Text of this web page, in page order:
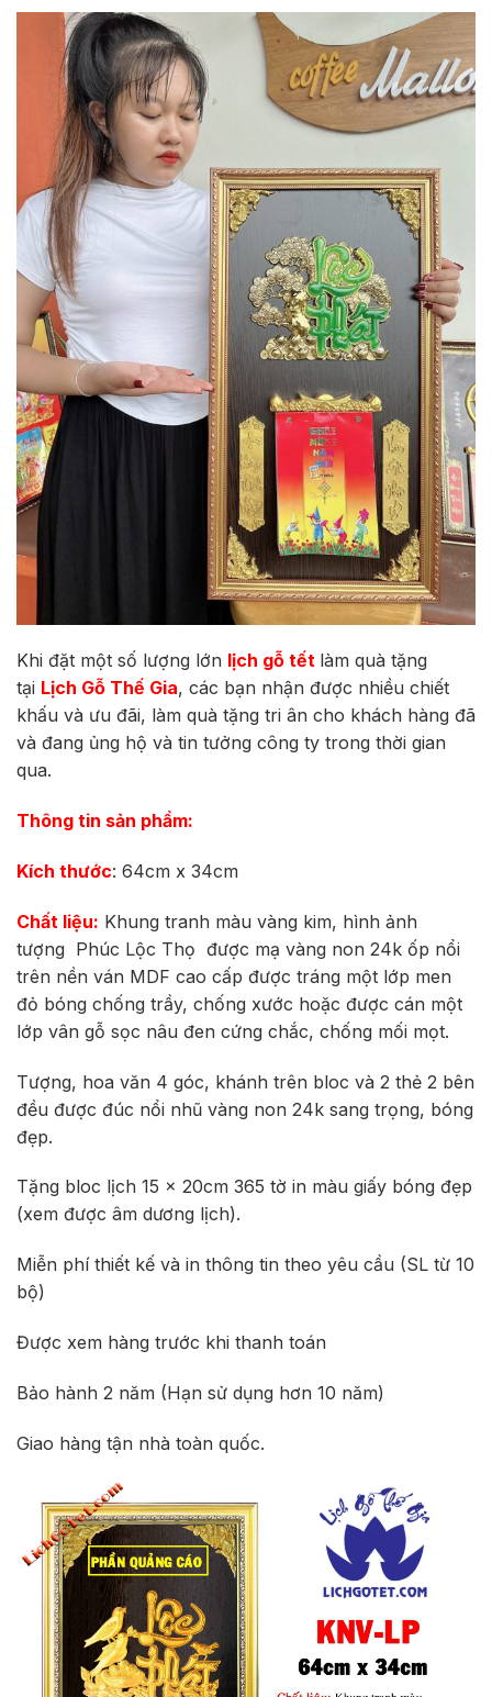
Khi đặt một số lượng lớn lịch gỗ tết làm quà tặng
tại Lịch Gỗ Thế Gia, các bạn nhận được nhiều chiết
khấu và ưu đãi, làm quà tặng tri ân cho khách hàng đã
và đang ủng hộ và tin tưởng công ty trong thời gian
qua.
Thông tin sản phẩm:
Kích thước: 64cm x 34cm
Chất liệu: Khung tranh màu vàng kim, hình ảnh
tượng Phúc Lộc Thọ được mạ vàng non 24k ốp nổi
trên nền ván MDF cao cấp được tráng một lớp men
đỏ bóng chống trầy, chống xước hoặc được cán một
lớp vân gỗ sọc nâu đen cứng chắc, chống mối mọt.
Tượng, hoa văn 4 góc, khánh trên bloc và 2 thẻ 2 bên
đều được đúc nổi nhũ vàng non 24k sang trọng, bóng
đẹp.
Tặng bloc lịch 15 x 20cm 365 tờ in màu giấy bóng đẹp
(xem được âm dương lịch).
Miễn phí thiết kế và in thông tin theo yêu cầu (SL từ 10
bộ)
Được xem hàng trước khi thanh toán
Bảo hành 2 năm (Hạn sử dụng hơn 10 năm)
Giao hàng tận nhà toàn quốc.